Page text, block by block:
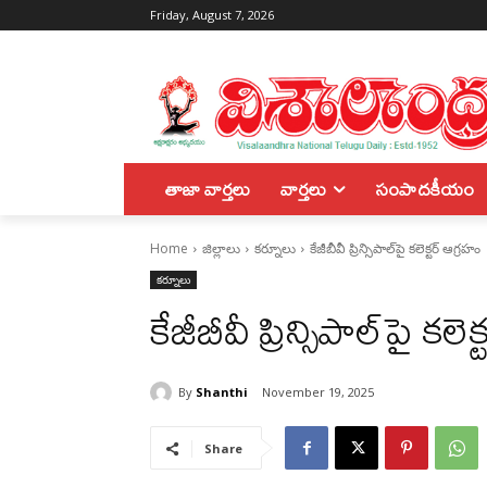
Friday, August 7, 2026
తాజా వార్తలు వార్తలు సంపాదకీయం
Home జిల్లాలు కర్నూలు కేజీబీవీ ప్రిన్సిపాల్‌పై కలెక్టర్ ఆగ్రహం
కర్నూలు
కేజీబీవీ ప్రిన్సిపాల్‌పై
By Shanthi November 19, 2025
Share